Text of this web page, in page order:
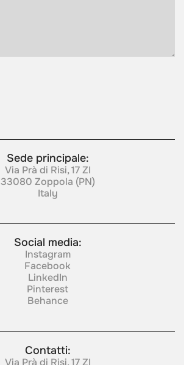
Sede principale:
Via Prà di Risi, 17 ZI
33080 Zoppola (PN)
Italy
Social media:
Instagram
Facebook
LinkedIn
Pinterest
Behance
Contatti:
Via Prà di Risi, 17 ZI